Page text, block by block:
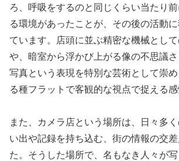
ろ、呼吸をするのと同じくらい当たり
る環境があったことが、その後の活動
ています。店頭に並ぶ精密な機械とし
や、暗室から浮かび上がる像の不思議さ
写真という表現を特別な芸術として崇
る種フラットで客観的な視点で捉える感
また、カメラ店という場所は、日々多
い出や記録を持ち込む、街の情報の交
た。そうした場所で、名もなき人々が